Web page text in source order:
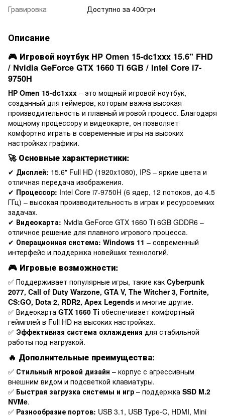
Гравировка
Доступно за 400грн
Описание
🎮 Игровой ноутбук HP Omen 15-dc1xxx 15.6" FHD
/ Nvidia GeForce GTX 1660 Ti 6GB / Intel Core i7-
9750H
HP Omen 15-dc1xxx – это мощный игровой ноутбук,
созданный для геймеров, которым важна высокая
производительность и плавный игровой процесс. Благодаря
мощному процессору и видеокарте, он позволяет
комфортно играть в современные игры на высоких
настройках графики.
🚀 Основные характеристики:
✔ Дисплей: 15.6" Full HD (1920x1080), IPS – яркие цвета и
отличная передача изображения.
✔ Процессор: Intel Core i7-9750H (6 ядер, 12 потоков, до 4.5
ГГц) – высокая производительность в играх и ресурсоемких
задачах.
✔ Видеокарта: Nvidia GeForce GTX 1660 Ti 6GB GDDR6 –
отличное решение для плавного игрового процесса.
✔ Операционная система: Windows 11 – современный
интерфейс и поддержка новейших технологий.
🎮 Игровые возможности:
✅ Поддерживает популярные игры, такие как Cyberpunk
2077, Call of Duty Warzone, GTA V, The Witcher 3, Fortnite,
CS:GO, Dota 2, RDR2, Apex Legends и многие другие.
✅ Видеокарта GTX 1660 Ti обеспечивает комфортный
геймплей в Full HD на высоких настройках.
✅ Эффективная система охлаждения для стабильной
работы под нагрузкой.
🔥 Дополнительные преимущества:
✅ Стильный игровой дизайн – корпус с агрессивным
внешним видом и подсветкой клавиатуры.
✅ Быстрая загрузка системы и игр – поддержка SSD M.2
NVMe.
✅ Разнообразие портов: USB 3.1, USB Type-C, HDMI, Mini